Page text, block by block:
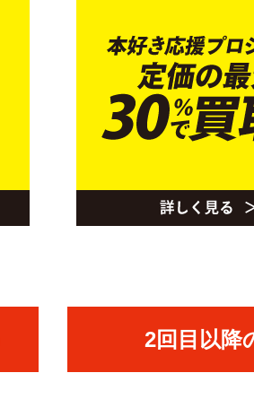
2回目以降